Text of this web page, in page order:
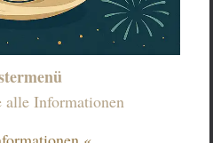
alle Informationen